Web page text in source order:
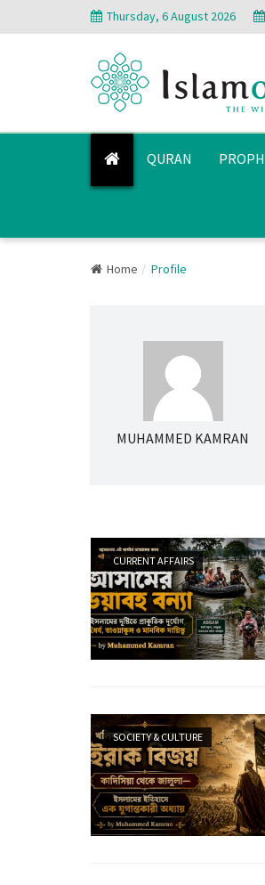
Thursday, 6 August 2026
QURAN
Home Profile
MUHAMMED KAMRAN
CURRENT AFFAIRS
SOCIETY & CULTURE